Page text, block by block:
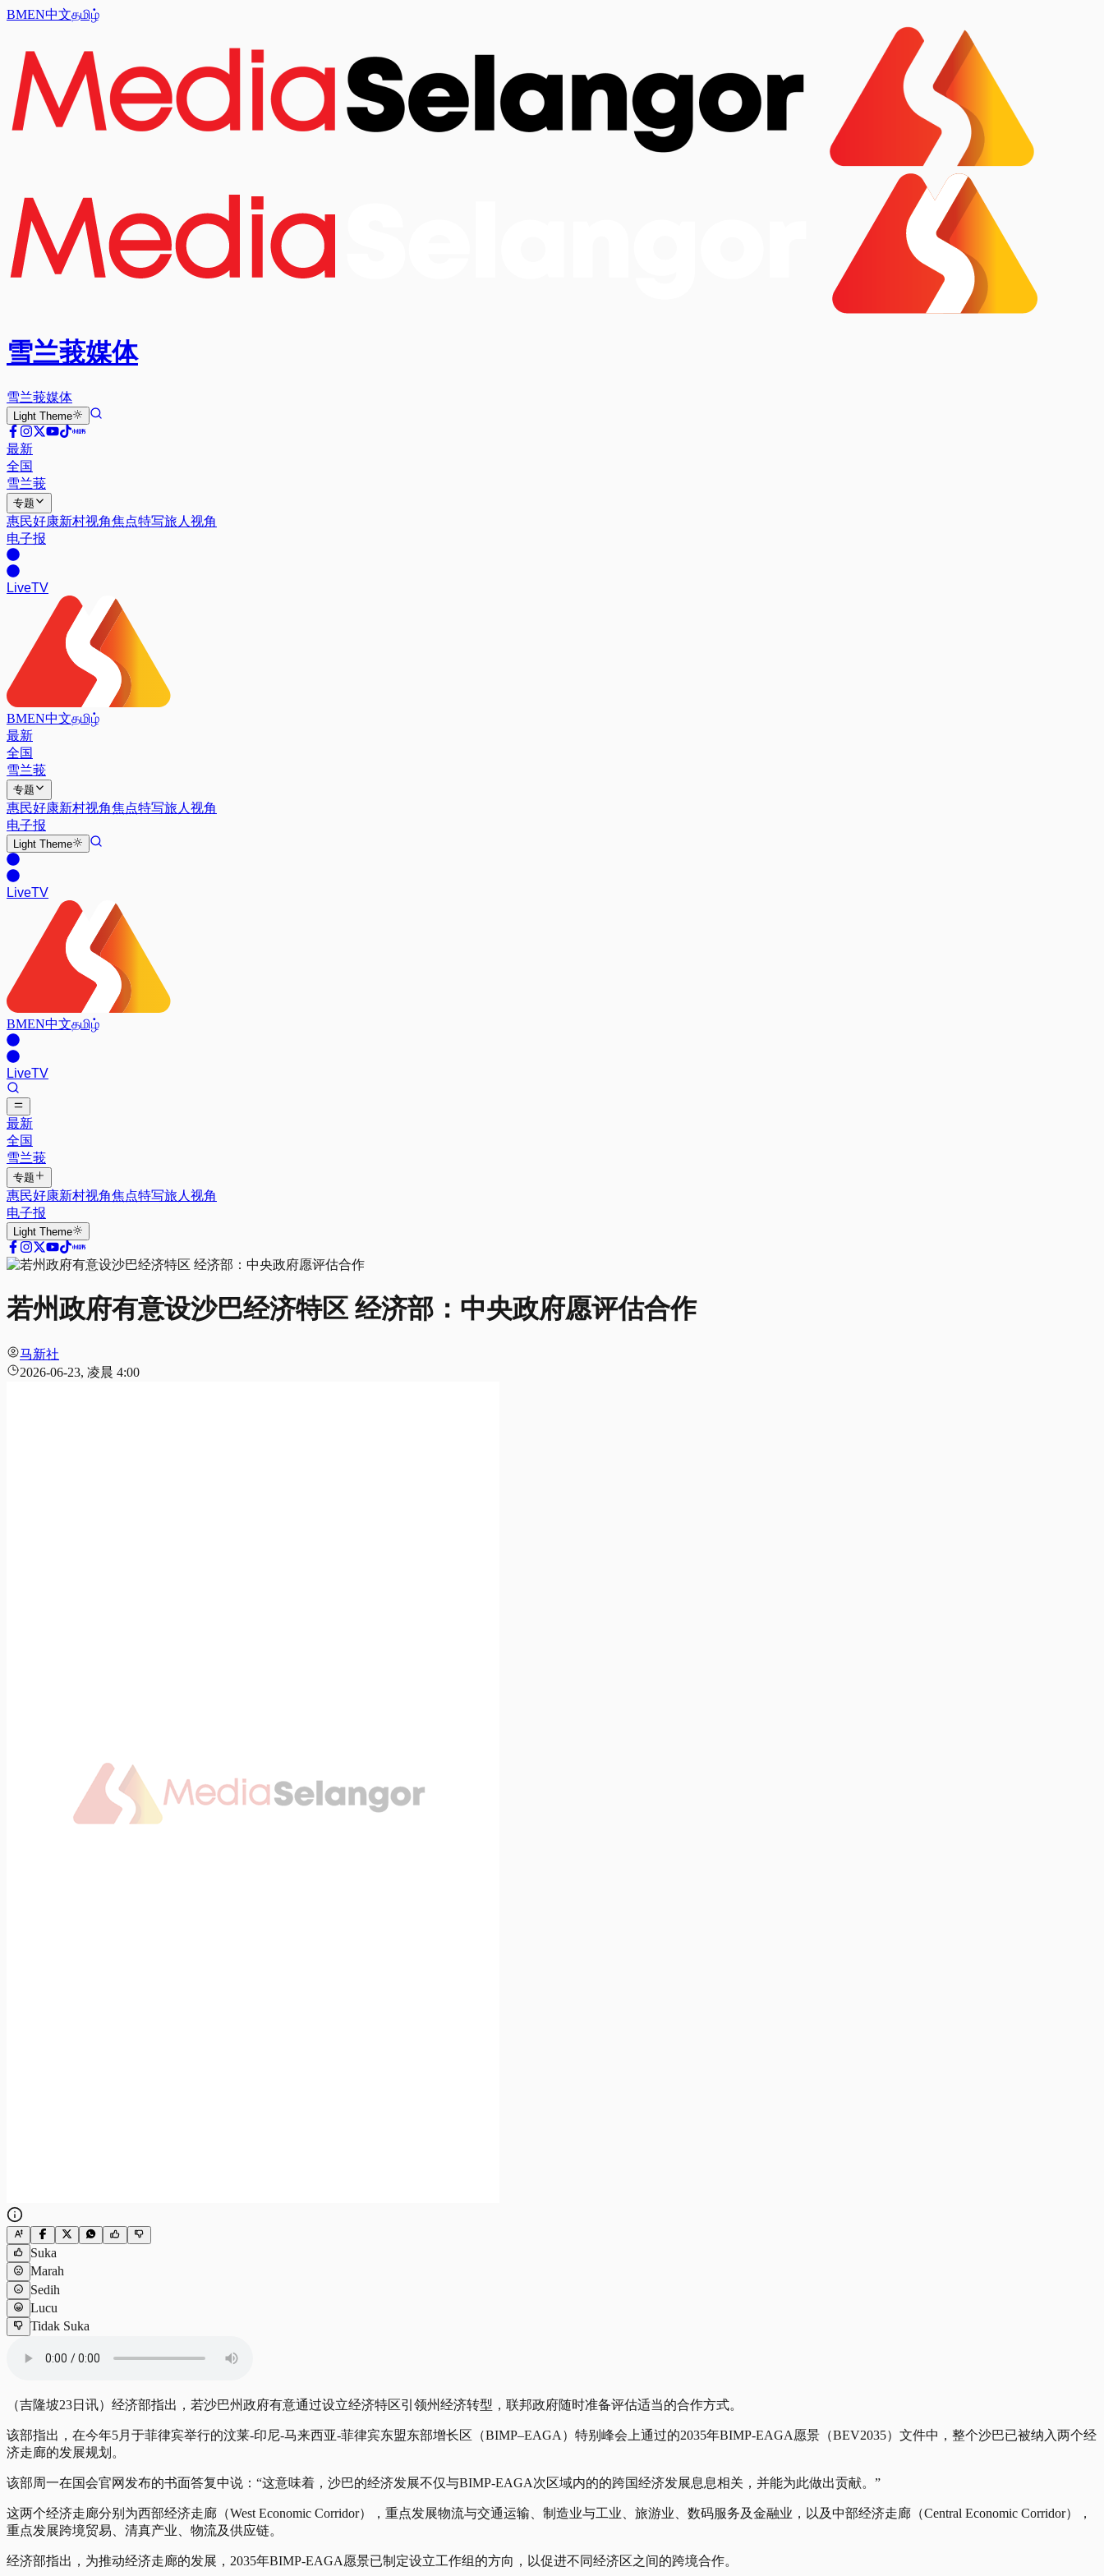
BMEN中文தமிழ்
雪兰莪媒体
雪兰莪媒体
Light Theme
最新
全国
雪兰莪
专题
惠民好康新村视角焦点特写旅人视角
电子报
LiveTV
BMEN中文தமிழ்
最新
全国
雪兰莪
专题
惠民好康新村视角焦点特写旅人视角
电子报
Light Theme
LiveTV
BMEN中文தமிழ்
LiveTV
最新
全国
雪兰莪
专题
惠民好康新村视角焦点特写旅人视角
电子报
Light Theme
若州政府有意设沙巴经济特区 经济部：中央政府愿评估合作
马新社
2026-06-23, 凌晨 4:00
Suka
Marah
Sedih
Lucu
Tidak Suka
（吉隆坡23日讯）经济部指出，若沙巴州政府有意通过设立经济特区引领州经济转型，联邦政府随时准备评估适当的合作方式。
该部指出，在今年5月于菲律宾举行的汶莱-印尼-马来西亚-菲律宾东盟东部增长区（BIMP–EAGA）特别峰会上通过的2035年BIMP-EAGA愿景（BEV2035）文件中，整个沙巴已被纳入两个经
济走廊的发展规划。
该部周一在国会官网发布的书面答复中说：“这意味着，沙巴的经济发展不仅与BIMP-EAGA次区域内的的跨国经济发展息息相关，并能为此做出贡献。”
这两个经济走廊分别为西部经济走廊（West Economic Corridor），重点发展物流与交通运输、制造业与工业、旅游业、数码服务及金融业，以及中部经济走廊（Central Economic Corridor），
重点发展跨境贸易、清真产业、物流及供应链。
经济部指出，为推动经济走廊的发展，2035年BIMP-EAGA愿景已制定设立工作组的方向，以促进不同经济区之间的跨境合作。